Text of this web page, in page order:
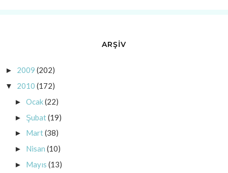
ARŞİV
► 2009 (202)
▼ 2010 (172)
► Ocak(22)
► Şubat(19)
► Mart(38)
► Nisan (10)
► Mayıs (13)